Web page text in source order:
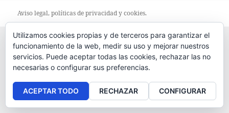
Aviso legal, políticas deprivacidadycookies.
Utilizamos cookies propias y de terceros para garantizar el
funcionamiento de la web, medir su uso y mejorar nuestros
servicios. Puede aceptar todas las cookies, rechazar las no
necesarias o configurar sus preferencias.
ACEPTAR TODO RECHAZAR CONFIGURAR